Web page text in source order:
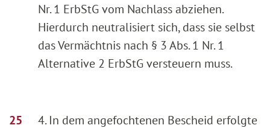
Nr. 1 ErbStG vom Nachlass abziehen.
Hierdurch neutralisiert sich, dass sie selbst
das Vermächtnis nach § 3 Abs. 1 Nr. 1
Alternative 2 ErbStG versteuern muss.
4. In dem angefochtenen Bescheid erfolgte